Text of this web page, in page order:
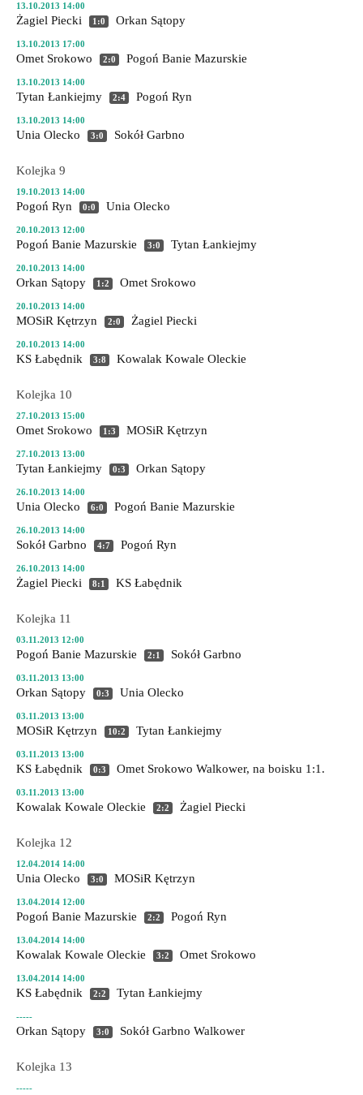
13.10.2013 14:00
Żagiel Piecki 1:0 Orkan Sątopy
13.10.2013 17:00
Omet Srokowo 2:0 Pogoń Banie Mazurskie
13.10.2013 14:00
Tytan Łankiejmy 2:4 Pogoń Ryn
13.10.2013 14:00
Unia Olecko 3:0 Sokół Garbno
Kolejka 9
19.10.2013 14:00
Pogoń Ryn 0:0 Unia Olecko
20.10.2013 12:00
Pogoń Banie Mazurskie 3:0 Tytan Łankiejmy
20.10.2013 14:00
Orkan Sątopy 1:2 Omet Srokowo
20.10.2013 14:00
MOSiR Kętrzyn 2:0 Żagiel Piecki
20.10.2013 14:00
KS Łabędnik 3:8 Kowalak Kowale Oleckie
Kolejka 10
27.10.2013 15:00
Omet Srokowo 1:3 MOSiR Kętrzyn
27.10.2013 13:00
Tytan Łankiejmy 0:3 Orkan Sątopy
26.10.2013 14:00
Unia Olecko 6:0 Pogoń Banie Mazurskie
26.10.2013 14:00
Sokół Garbno 4:7 Pogoń Ryn
26.10.2013 14:00
Żagiel Piecki 8:1 KS Łabędnik
Kolejka 11
03.11.2013 12:00
Pogoń Banie Mazurskie 2:1 Sokół Garbno
03.11.2013 13:00
Orkan Sątopy 0:3 Unia Olecko
03.11.2013 13:00
MOSiR Kętrzyn 10:2 Tytan Łankiejmy
03.11.2013 13:00
KS Łabędnik 0:3 Omet Srokowo Walkower, na boisku 1:1.
03.11.2013 13:00
Kowalak Kowale Oleckie 2:2 Żagiel Piecki
Kolejka 12
12.04.2014 14:00
Unia Olecko 3:0 MOSiR Kętrzyn
13.04.2014 12:00
Pogoń Banie Mazurskie 2:2 Pogoń Ryn
13.04.2014 14:00
Kowalak Kowale Oleckie 3:2 Omet Srokowo
13.04.2014 14:00
KS Łabędnik 2:2 Tytan Łankiejmy
-----
Orkan Sątopy 3:0 Sokół Garbno Walkower
Kolejka 13
-----